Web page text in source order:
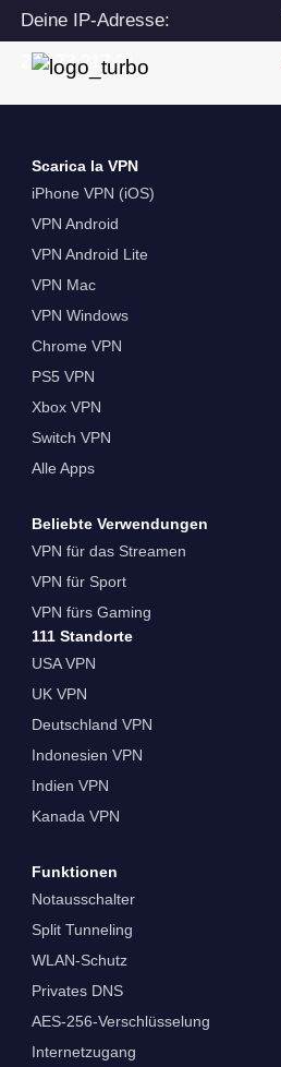
Deine IP-Adresse:
216.73.217.21
Scarica la VPN
iPhone VPN (iOS)
VPN Android
VPN Android Lite
VPN Mac
VPN Windows
Chrome VPN
PS5 VPN
Xbox VPN
Switch VPN
Alle Apps
Beliebte Verwendungen
VPN für das Streamen
VPN für Sport
VPN fürs Gaming
111 Standorte
USA VPN
UK VPN
Deutschland VPN
Indonesien VPN
Indien VPN
Kanada VPN
Funktionen
Notausschalter
Split Tunneling
WLAN-Schutz
Privates DNS
AES-256-Verschlüsselung
Internetzugang